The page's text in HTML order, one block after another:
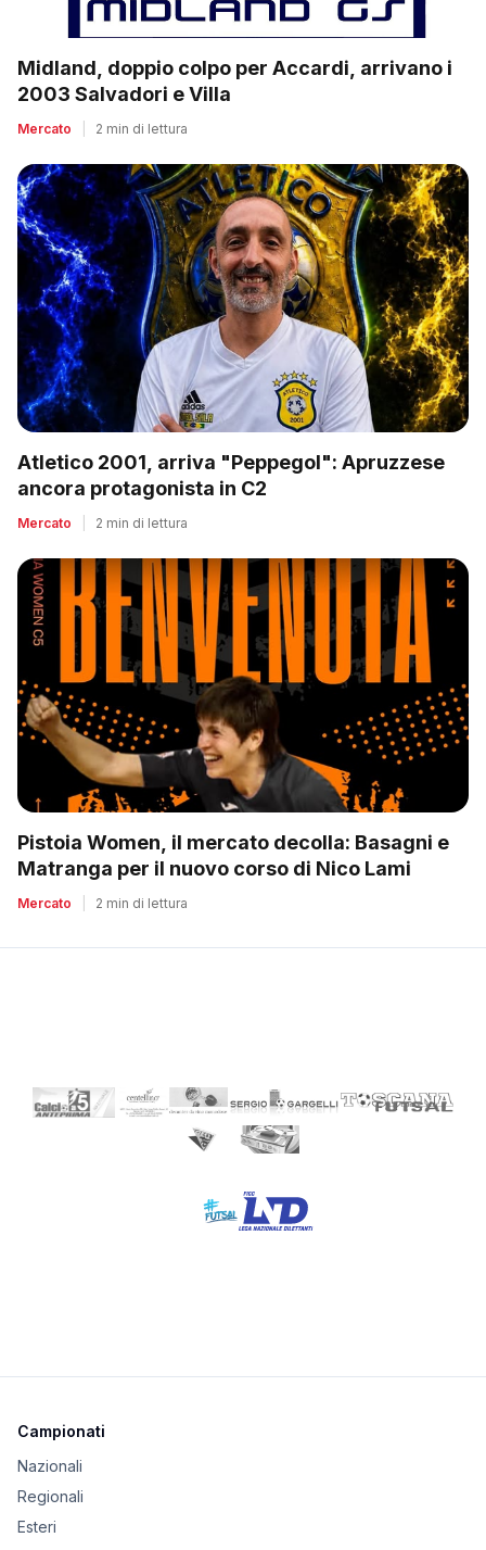
Midland, doppio colpo per Accardi, arrivano i
2003 Salvadori e Villa
Mercato 2 min di lettura
Atletico 2001, arriva "Peppegol": Apruzzese
ancora protagonista in C2
Mercato 2 min di lettura
Pistoia Women, il mercato decolla: Basagni e
Matranga per il nuovo corso di Nico Lami
Mercato 2 min di lettura
Campionati
Nazionali
Regionali
Esteri